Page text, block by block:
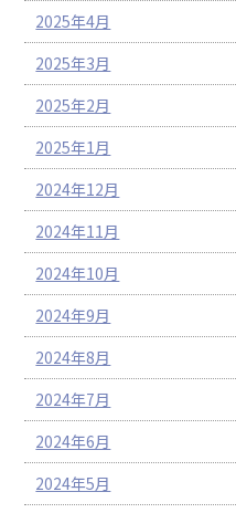
2025年4月
2025年3月
2025年2月
2025年1月
2024年12月
2024年11月
2024年10月
2024年9月
2024年8月
2024年7月
2024年6月
2024年5月